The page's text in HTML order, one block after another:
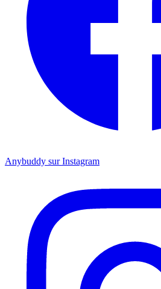
Anybuddy sur Instagram